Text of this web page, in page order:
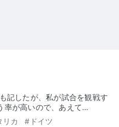
記したが、私が試合を観戦す
率が高いので、あえて…
リカ # ドイツ